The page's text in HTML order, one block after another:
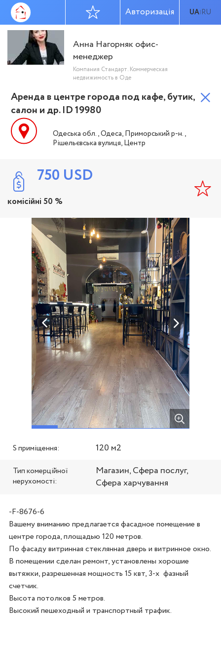
UA|RU
Авторизація
Анна Нагорняк офис-
менеджер
Компания Стандарт. Коммерческая
недвижимость в Оде
Аренда в центре города под кафе, бутик,
салон и др. ID 19980
Одеська обл., Одеса, Приморський р-н.,
Рішельєвська вулиця, Центр
750 USD
комісійні 50 %
S приміщення: 120 м2
Тип комерційної
нерухомості:
Магазин, Сфера послуг,
Сфера харчування
-F-8676-6
Вашему вниманию предлагается фасадное помещение в
центре города, площадью 120 метров.
По фасаду витринная стеклянная дверь и витринное окно.
В помещении сделан ремонт, установлены хорошие
вытяжки, разрешенная мощность 15 квт, 3-х  фазный
счетчик.
Высота потолков 5 метров.
Высокий пешеходный и транспортный трафик.